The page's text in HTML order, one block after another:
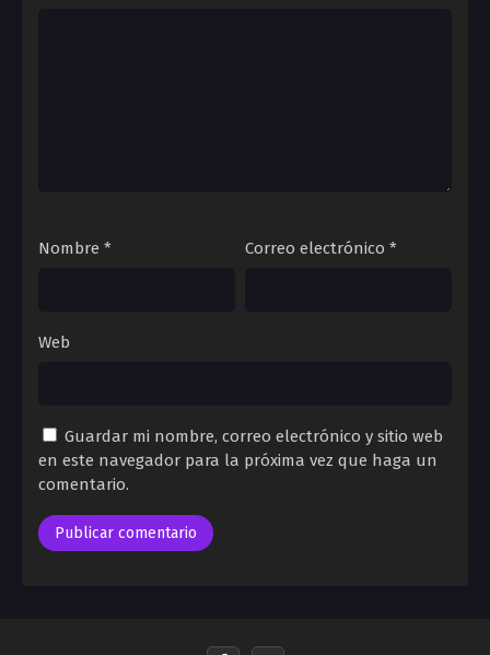
Nombre * Correo electrónico *
Web
Guardar mi nombre, correo electrónico y sitio web
en este navegador para la próxima vez que haga un
comentario.